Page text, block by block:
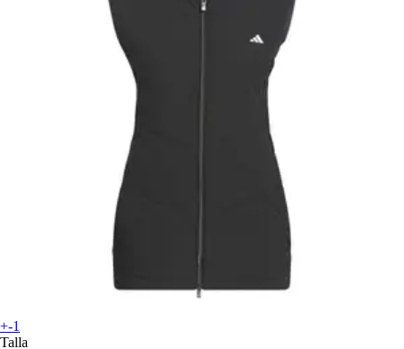
+-1
Talla